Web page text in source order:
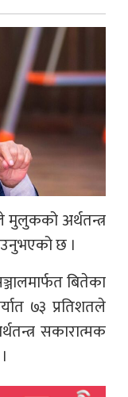
मुलुकको अर्थतन्त्र
छ ।
बितेका
७३ प्रतिशतले
सकारात्मक